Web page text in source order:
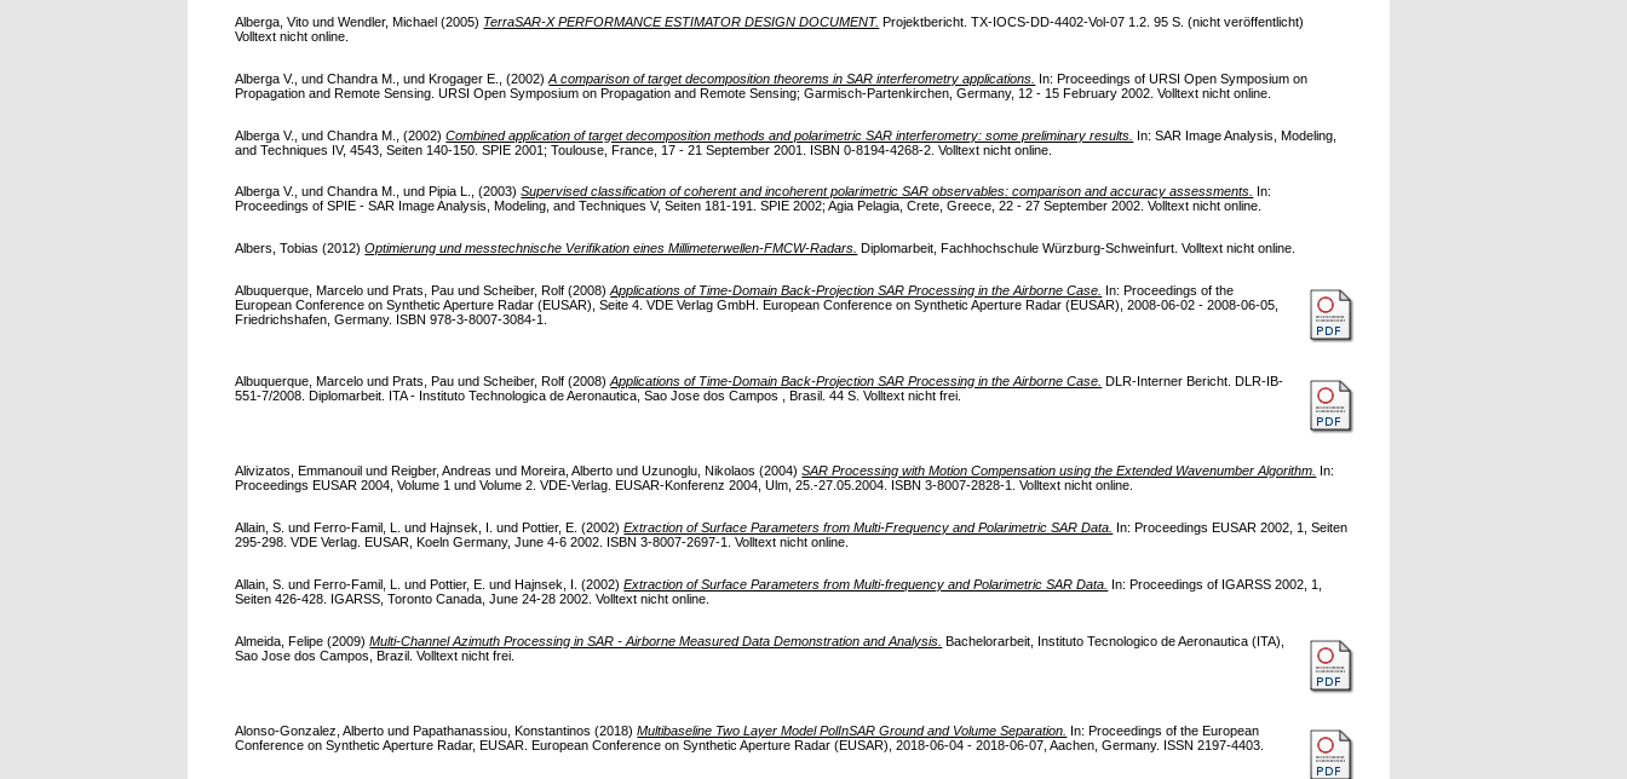
Alberga, Vito undWendler, Michael (2005) TerraSAR-X PERFORMANCE ESTIMATOR DESIGN DOCUMENT. Projektbericht. TX-IOCS-DD-4402-Vol-07 1.2. 95 S. (nicht veröffentlicht)
Volltext nicht online.
Alberga V.,undChandra M.,undKrogager E.,(2002)A comparison of target decomposition theorems in SAR interferometry applications. In: Proceedings of URSI Open Symposium on
Propagation and Remote Sensing. URSI Open Symposium on Propagation and Remote Sensing; Garmisch-Partenkirchen, Germany, 12 - 15 February 2002. Volltext nicht online.
Alberga V.,undChandra M.,(2002)Combined application of target decomposition methods and polarimetric SAR interferometry: some preliminary results. In: SAR Image Analysis, Modeling,
and Techniques IV, 4543, Seiten 140-150. SPIE 2001; Toulouse, France, 17 - 21 September 2001. ISBN 0-8194-4268-2. Volltext nicht online.
Alberga V.,undChandra M.,und Pipia L.,(2003)Supervised classification of coherent and incoherent polarimetric SAR observables: comparison and accuracy assessments.
In:
Proceedings of SPIE - SAR Image Analysis, Modeling, and Techniques V, Seiten 181-191. SPIE 2002; Agia Pelagia, Crete, Greece, 22 - 27 September 2002. Volltext nicht online.
Albers, Tobias (2012)Optimierung und messtechnische Verifikation eines Millimeterwellen-FMCW-Radars. Diplomarbeit, Fachhochschule Würzburg-Schweinfurt. Volltext nicht online.
Albuquerque, Marcelo undPrats, Pau undScheiber, Rolf (2008)Applications of Time-Domain Back-Projection SAR Processing in the Airborne Case. In: Proceedings of the
European Conference on Synthetic Aperture Radar (EUSAR), Seite 4. VDE Verlag GmbH. European Conference on Synthetic Aperture Radar (EUSAR), 2008-06-02 - 2008-06-05,
Friedrichshafen, Germany. ISBN 978-3-8007-3084-1.
Albuquerque, Marcelo undPrats, Pau undScheiber, Rolf (2008)Applications of Time-Domain Back-Projection SAR Processing in the Airborne Case. DLR-Interner Bericht. DLR-IB-
551-7/2008. Diplomarbeit. ITA - Instituto Technologica de Aeronautica, Sao Jose dos Campos , Brasil. 44 S. Volltext nicht frei.
Alivizatos, Emmanouil und Reigber, Andreas und Moreira, Alberto undUzunoglu, Nikolaos (2004)SAR Processing with Motion Compensation using the Extended Wavenumber Algorithm.
In:
Proceedings EUSAR 2004, Volume 1 und Volume 2. VDE-Verlag. EUSAR-Konferenz 2004, Ulm, 25.-27.05.2004. ISBN 3-8007-2828-1. Volltext nicht online.
Allain, S. undFerro-Famil, L. undHajnsek, I. undPottier, E. (2002)Extraction of Surface Parameters from Multi-Frequency and Polarimetric SAR Data. In: Proceedings EUSAR 2002, 1, Seiten
295-298. VDE Verlag. EUSAR, Koeln Germany, June 4-6 2002. ISBN 3-8007-2697-1. Volltext nicht online.
Allain, S. undFerro-Famil, L. undPottier, E. undHajnsek, I. (2002)Extraction of Surface Parameters from Multi-frequency and Polarimetric SAR Data. In: Proceedings of IGARSS 2002, 1,
Seiten 426-428. IGARSS, Toronto Canada, June 24-28 2002. Volltext nicht online.
Almeida, Felipe (2009)Multi-Channel Azimuth Processing in SAR - Airborne Measured Data Demonstration and Analysis. Bachelorarbeit, Instituto Tecnologico de Aeronautica (ITA),
Sao Jose dos Campos, Brazil. Volltext nicht frei.
Alonso-Gonzalez, Alberto und Papathanassiou, Konstantinos (2018)Multibaseline Two Layer Model PolInSAR Ground and Volume Separation.
In: Proceedings of the European
Conference on Synthetic Aperture Radar, EUSAR. European Conference on Synthetic Aperture Radar (EUSAR), 2018-06-04 - 2018-06-07, Aachen, Germany. ISSN 2197-4403.